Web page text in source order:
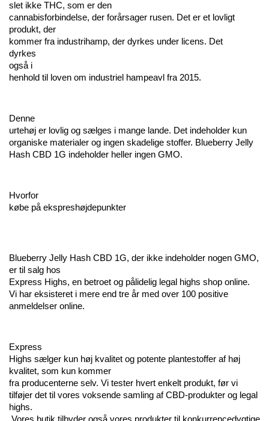
slet ikke THC, som er den
cannabisforbindelse, der forårsager rusen. Det er et lovligt
produkt, der
kommer fra industrihamp, der dyrkes under licens. Det
dyrkes
også i
henhold til loven om industriel hampeavl fra 2015.
Denne
urtehøj er lovlig og sælges i mange lande. Det indeholder kun
organiske materialer og ingen skadelige stoffer. Blueberry Jelly
Hash CBD 1G indeholder heller ingen GMO.
Hvorfor
købe på ekspreshøjdepunkter
Blueberry Jelly Hash CBD 1G, der ikke indeholder nogen GMO,
er til salg hos
Express Highs, en betroet og pålidelig legal highs shop online.
Vi har eksisteret i mere end tre år med over 100 positive
anmeldelser online.
Express
Highs sælger kun høj kvalitet og potente plantestoffer af høj
kvalitet, som kun kommer
fra producenterne selv. Vi tester hvert enkelt produkt, før vi
tilføjer det til vores voksende samling af CBD-produkter og legal
highs.